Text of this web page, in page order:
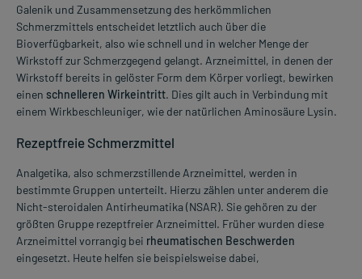
Galenik und Zusammensetzung des herkömmlichen
Schmerzmittels entscheidet letztlich auch über die
Bioverfügbarkeit, also wie schnell und in welcher Menge der
Wirkstoff zur Schmerzgegend gelangt. Arzneimittel, in denen der
Wirkstoff bereits in gelöster Form dem Körper vorliegt, bewirken
einen schnelleren Wirkeintritt. Dies gilt auch in Verbindung mit
einem Wirkbeschleuniger, wie der natürlichen Aminosäure Lysin.
Rezeptfreie Schmerzmittel
Analgetika, also schmerzstillende Arzneimittel, werden in
bestimmte Gruppen unterteilt. Hierzu zählen unter anderem die
Nicht-steroidalen Antirheumatika (NSAR). Sie gehören zu der
größten Gruppe rezeptfreier Arzneimittel. Früher wurden diese
Arzneimittel vorrangig bei rheumatischen Beschwerden
eingesetzt. Heute helfen sie beispielsweise dabei,